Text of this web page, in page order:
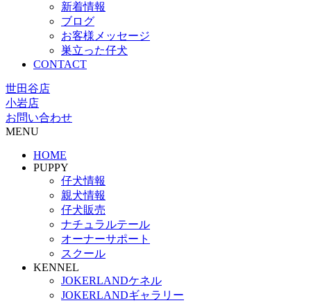
新着情報
ブログ
お客様メッセージ
巣立った仔犬
CONTACT
世田谷店
小岩店
お問い合わせ
MENU
HOME
PUPPY
仔犬情報
親犬情報
仔犬販売
ナチュラルテール
オーナーサポート
スクール
KENNEL
JOKERLANDケネル
JOKERLANDギャラリー